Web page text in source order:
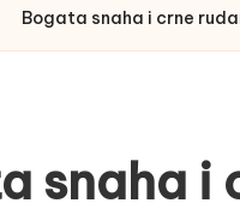
Bogata snaha i crne
snaha i